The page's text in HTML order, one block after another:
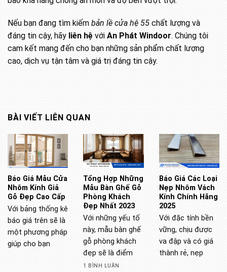
Nếu bạn đang tìm kiếm bản lề cửa hệ 55 chất lượng và
đáng tin cậy, hãy liên hệ với An Phát Windoor. Chúng tôi
cam kết mang đến cho bạn những sản phẩm chất lượng
cao, dịch vụ tận tâm và giá trị đáng tin cậy.
BÀI VIẾT LIÊN QUAN
Báo Giá Mẫu Cửa
Nhôm Kính Giả
Gỗ Đẹp Cao Cấp
Với bảng thống kê
báo giá trên sẽ là
một phương pháp
giúp cho bạn
Tổng Hợp Những
Mẫu Bàn Ghế Gỗ
Phòng Khách
Đẹp Nhất 2023
Với những yếu tố
này, mẫu bàn ghế
gỗ phòng khách
đẹp sẽ là điểm
1 BÌNH LUẬN
Báo Giá Các Loại
Nẹp Nhôm Vách
Kính Chính Hãng
2025
Với đặc tính bền
vững, chịu được
va đập và có giá
thành rẻ, nẹp